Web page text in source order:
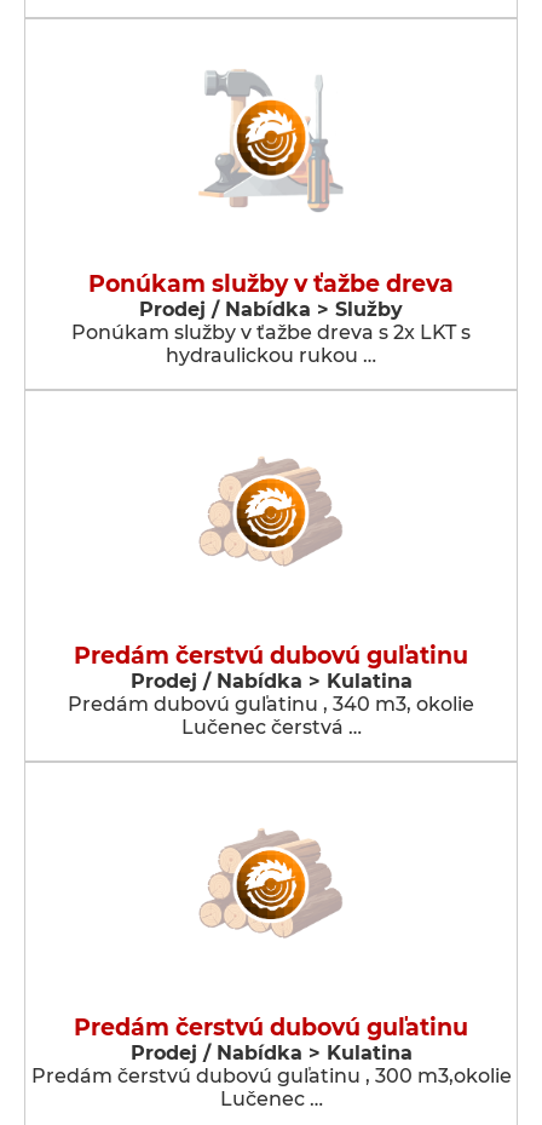
Ponúkam služby v ťažbe dreva
Prodej / Nabídka > Služby
Ponúkam služby v ťažbe dreva s 2x LKT s
hydraulickou rukou …
Predám čerstvú dubovú guľatinu
Prodej / Nabídka > Kulatina
Predám dubovú guľatinu , 340 m3, okolie
Lučenec čerstvá …
Predám čerstvú dubovú guľatinu
Prodej / Nabídka > Kulatina
Predám čerstvú dubovú guľatinu , 300 m3,okolie
Lučenec …